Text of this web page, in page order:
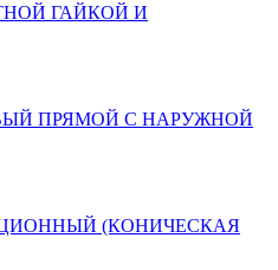
ГАЙКОЙ И
ПРЯМОЙ С НАРУЖНОЙ
(КОНИЧЕСКАЯ